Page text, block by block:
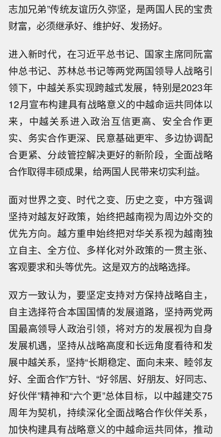
志加兄弟”传统友谊历久弥坚，是两国人民的宝贵
财富，必须继承好、维护好、发扬好。
进入新时代，在习近平总书记、国家主席同阮富
仲总书记、苏林总书记等两党两国领导人战略引
领下，中越关系实现跨越式发展，特别是2023年
12月宣布构建具有战略意义的中越命运共同体以
来，中越关系进入政治互信更高、安全合作更
实、务实合作更深、民意基础更牢、多边协调配
合更紧、分歧管控解决更好的新阶段，全面战略
合作取得丰硕成果，给两国人民带来切实利益。
面对世界之变、时代之变、历史之变，中方强调
坚持对越友好政策，始终把越南视为周边外交的
优先方向。越方重申始终把对华关系视为越南独
立自主、全方位、多样化对外政策的一贯主张、
客观要求和头等优先。这是双方的战略选择。
双方一致认为，要坚定支持对方保持战略自主，
自主选择符合本国国情的发展道路，坚持两党两
国最高领导人政治引领，将对方的发展视为自身
发展机遇，坚持从战略高度和长远角度看待和发
展中越关系，坚持“长期稳定、面向未来、睦邻友
好、全面合作”方针、“好邻居、好朋友、好同志、
好伙伴”精神和“六个更”总体目标，以中越建交75
周年为契机，持续深化全面战略合作伙伴关系，
加快构建具有战略意义的中越命运共同体，推动